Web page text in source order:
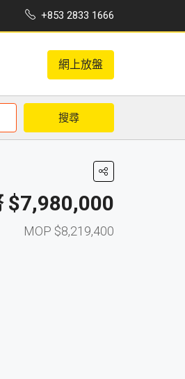
+853 2833 1666
網上放盤
搜尋
$7,980,000
$8,219,400